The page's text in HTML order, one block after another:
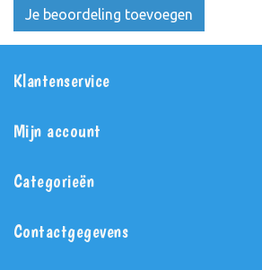
Je beoordeling toevoegen
Klantenservice
Mijn account
Categorieën
Contactgegevens